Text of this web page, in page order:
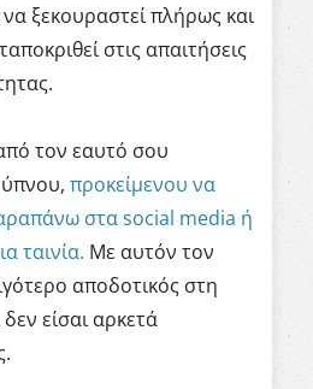
ξεκουραστεί πλήρως και
στις απαιτήσεις
τον εαυτό σου
προκείμενου να
στα social media ή
ταινία. Με αυτόν τον
αποδοτικός στη
είσαι αρκετά